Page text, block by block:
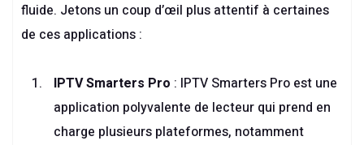
fluide. Jetons un coup d’œil plus attentif à certaines
de ces applications :
IPTV Smarters Pro : IPTV Smarters Pro est une
application polyvalente de lecteur qui prend en
charge plusieurs plateformes, notamment